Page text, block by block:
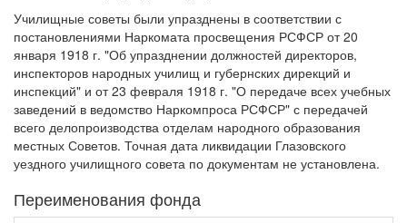
Училищные советы были упразднены в соответствии с
постановлениями Наркомата просвещения РСФСР от 20
января 1918 г. "Об упразднении должностей директоров,
инспекторов народных училищ и губернских дирекций и
инспекций" и от 23 февраля 1918 г. "О передаче всех учебных
заведений в ведомство Наркомпроса РСФСР" с передачей
всего делопроизводства отделам народного образования
местных Советов. Точная дата ликвидации Глазовского
уездного училищного совета по документам не установлена.
Переименования фонда